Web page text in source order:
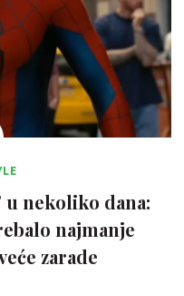
nekoliko dana:
najmanje
zarade